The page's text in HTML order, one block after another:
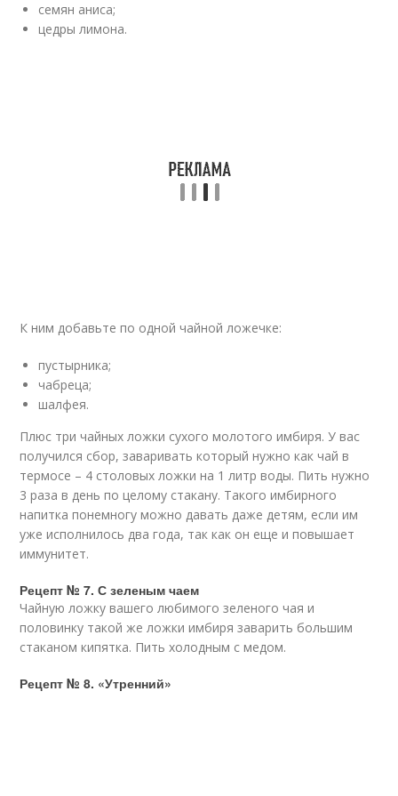
семян аниса;
цедры лимона.
К ним добавьте по одной чайной ложечке:
пустырника;
чабреца;
шалфея.
Плюс три чайных ложки сухого молотого имбиря. У вас
получился сбор, заваривать который нужно как чай в
термосе – 4 столовых ложки на 1 литр воды. Пить нужно
3 раза в день по целому стакану. Такого имбирного
напитка понемногу можно давать даже детям, если им
уже исполнилось два года, так как он еще и повышает
иммунитет.
Рецепт № 7. С зеленым чаем
Чайную ложку вашего любимого зеленого чая и
половинку такой же ложки имбиря заварить большим
стаканом кипятка. Пить холодным с медом.
Рецепт № 8. «Утренний»